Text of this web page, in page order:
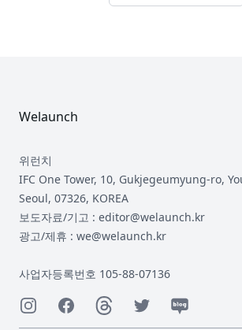
Welaunch
위런치
IFC One Tower, 10, Gukjegeumyung-ro,
Seoul, 07326, KOREA
보도자료/기고 : editor@welaunch.kr
광고/제휴 : we@welaunch.kr
사업자등록번호 105-88-07136
InstagramFacebookThreadsTwitterNaver